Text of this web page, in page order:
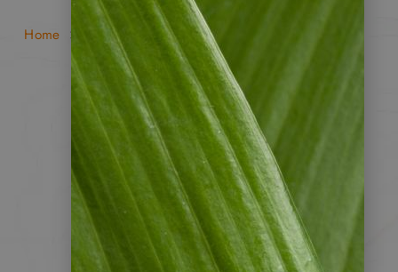
Home » Länderinfos Lateinamerika » Nicaragua
Nicaragua
Das Land der
Vulkane